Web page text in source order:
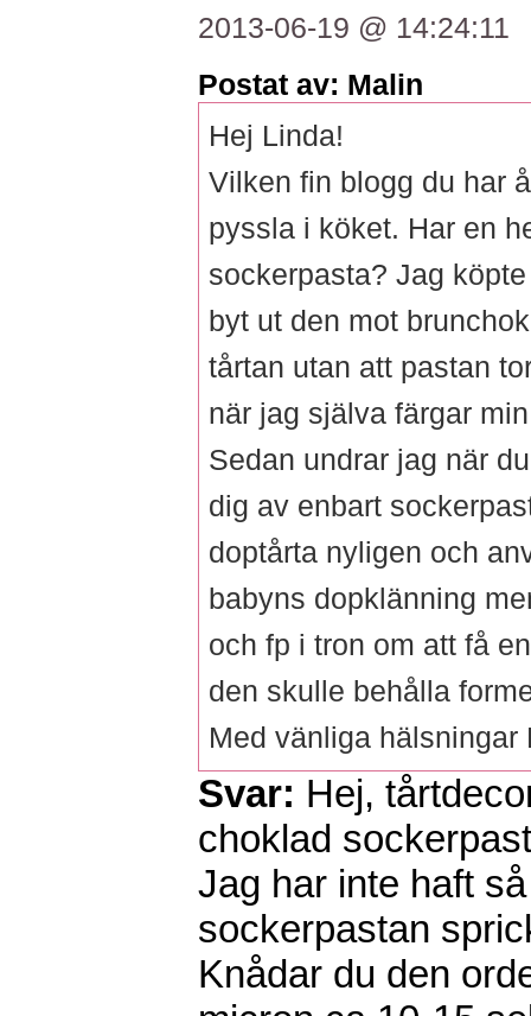
2013-06-19 @ 14:24:11
Postat av: Malin
Hej Linda!
Vilken fin blogg du har
pyssla i köket. Har en
sockerpasta? Jag
byt ut den mot
tårtan utan att pastan
när jag själva färgar
Sedan undrar jag när
dig av enbart
doptårta nyligen och
babyns dopklänning
och fp i tron om att få
den skulle behålla
Med vänliga hälsningar
Svar: Hej,
choklad
Jag har inte haft
sockerpastan
Knådar du den